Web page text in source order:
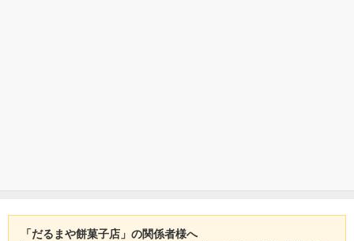
「だるまや餅菓子店」の関係者様へ